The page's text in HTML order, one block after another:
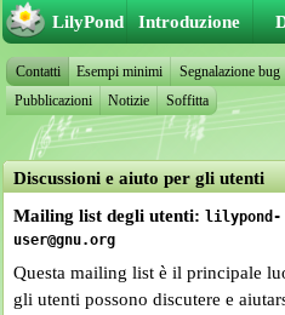
Discussioni e aiuto per gli utenti
Mailing list degli utenti: lilypond-
user@gnu.org
Questa mailing list è il principale
gli utenti possono discutere e
LilyPond Introduzione
Contatti Esempi minimi Segnalazione bug
Pubblicazioni
Notizie Soffitta